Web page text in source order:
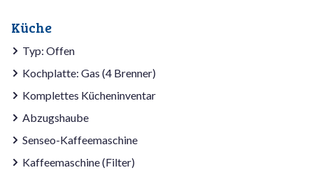
Küche
Typ: Offen
Kochplatte: Gas (4 Brenner)
Komplettes Kücheninventar
Abzugshaube
Senseo-Kaffeemaschine
Kaffeemaschine (Filter)